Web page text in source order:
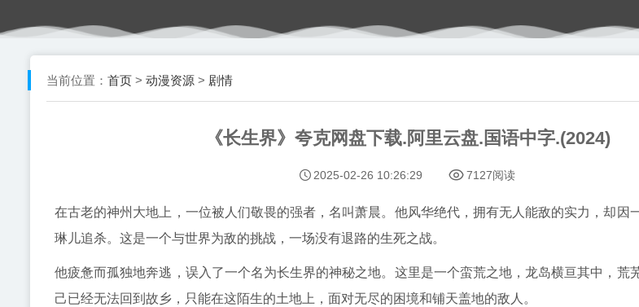
当前位置： 首页 > 动漫资源 > 剧情
《长生界》夸克网盘下载.阿里云盘.国语中字.(2024)
2025-02-26 10:26:29 7127阅读
在古老的神州大地上，一位被人们敬畏的强者，名叫萧晨。他风华绝代，拥有无人能敌的实力，却因
琳儿追杀。这是一个与世界为敌的挑战，一场没有退路的生死之战。
他疲惫而孤独地奔逃，误入了一个名为长生界的神秘之地。这里是一个蛮荒之地，龙岛横亘其中，荒
己已经无法回到故乡，只能在这陌生的土地上，面对无尽的困境和铺天盖地的敌人。